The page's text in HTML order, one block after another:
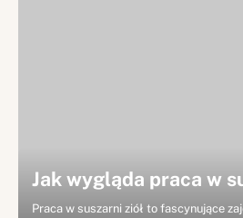
Jak wygląda praca w
Praca w suszarni ziół to fascynujące